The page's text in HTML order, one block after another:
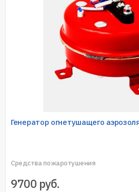
Генератор огнетушащего
Средства пожаротушения
9700 руб.